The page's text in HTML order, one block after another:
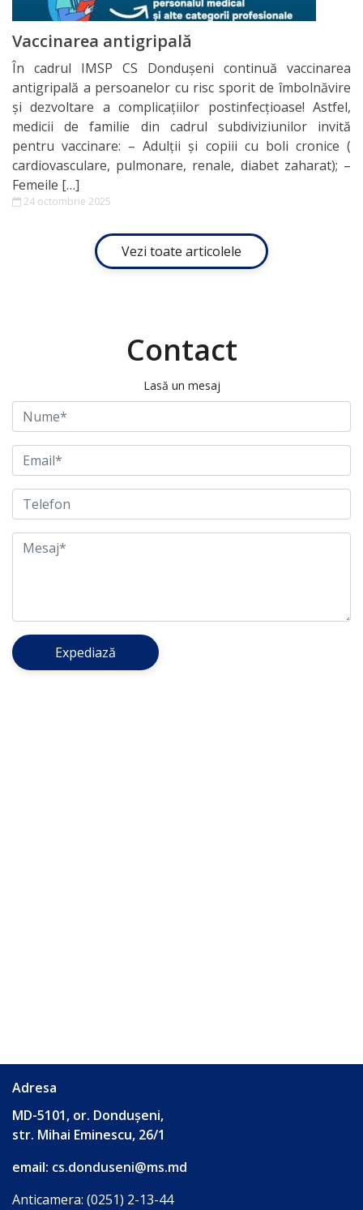
Vaccinarea antigripală
În cadrul IMSP CS Dondușeni continuă vaccinarea
antigripală a persoanelor cu risc sporit de îmbolnăvire
și dezvoltare a complicațiilor postinfecțioase! Astfel,
medicii de familie din cadrul subdiviziunilor invită
pentru vaccinare: – Adulții și copiii cu boli cronice (
cardiovasculare, pulmonare, renale, diabet zaharat); –
Femeile […]
24 octombrie 2025
Vezi toate articolele
Contact
Lasă un mesaj
Expediază
Adresa
MD-5101, or. Dondușeni,
str. Mihai Eminescu, 26/1
email: cs.donduseni@ms.md
Anticamera: (0251) 2-13-44